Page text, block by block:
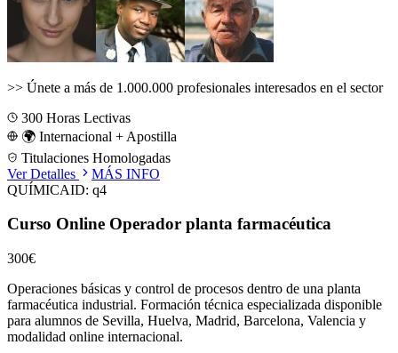
>> Únete a más de 1.000.000 profesionales interesados en el sector
300 Horas Lectivas
🌍 Internacional + Apostilla
Titulaciones Homologadas
Ver Detalles
MÁS INFO
QUÍMICAID: q4
Curso Online Operador planta farmacéutica
300€
Operaciones básicas y control de procesos dentro de una planta
farmacéutica industrial. Formación técnica especializada disponible
para alumnos de Sevilla, Huelva, Madrid, Barcelona, Valencia y
modalidad online internacional.